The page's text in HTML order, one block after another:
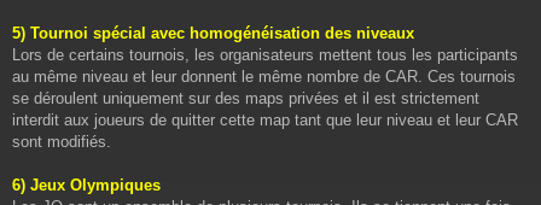
5) Tournoi spécial avec homogénéisation des niveaux
Lors de certains tournois, les organisateurs mettent tous les participants
au même niveau et leur donnent le même nombre de CAR. Ces tournois
se déroulent uniquement sur des maps privées et il est strictement
interdit aux joueurs de quitter cette map tant que leur niveau et leur CAR
sont modifiés.
6) Jeux Olympiques